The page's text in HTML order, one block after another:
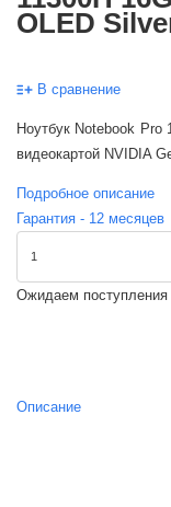
OLED
В сравнение
Ноутбук Notebook Pro
видеокартой NVIDIA
Подробное описание
Гарантия - 12 месяцев
Ожидаем поступления
Описание